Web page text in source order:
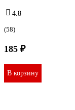
4.8
(58)
185 ₽
В корзину